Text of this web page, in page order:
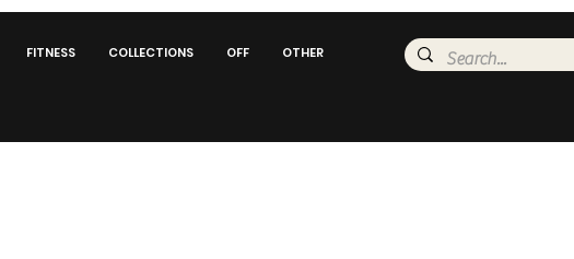
FITNESS COLLECTIONS OFF OTHER